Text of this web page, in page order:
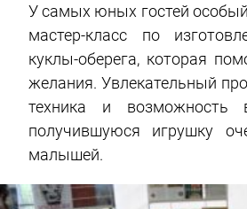
У самых юных гостей
мастер-класс по
куклы-оберега, которая
желания. Увлекательный
техника и возможность
получившуюся игрушку
малышей.